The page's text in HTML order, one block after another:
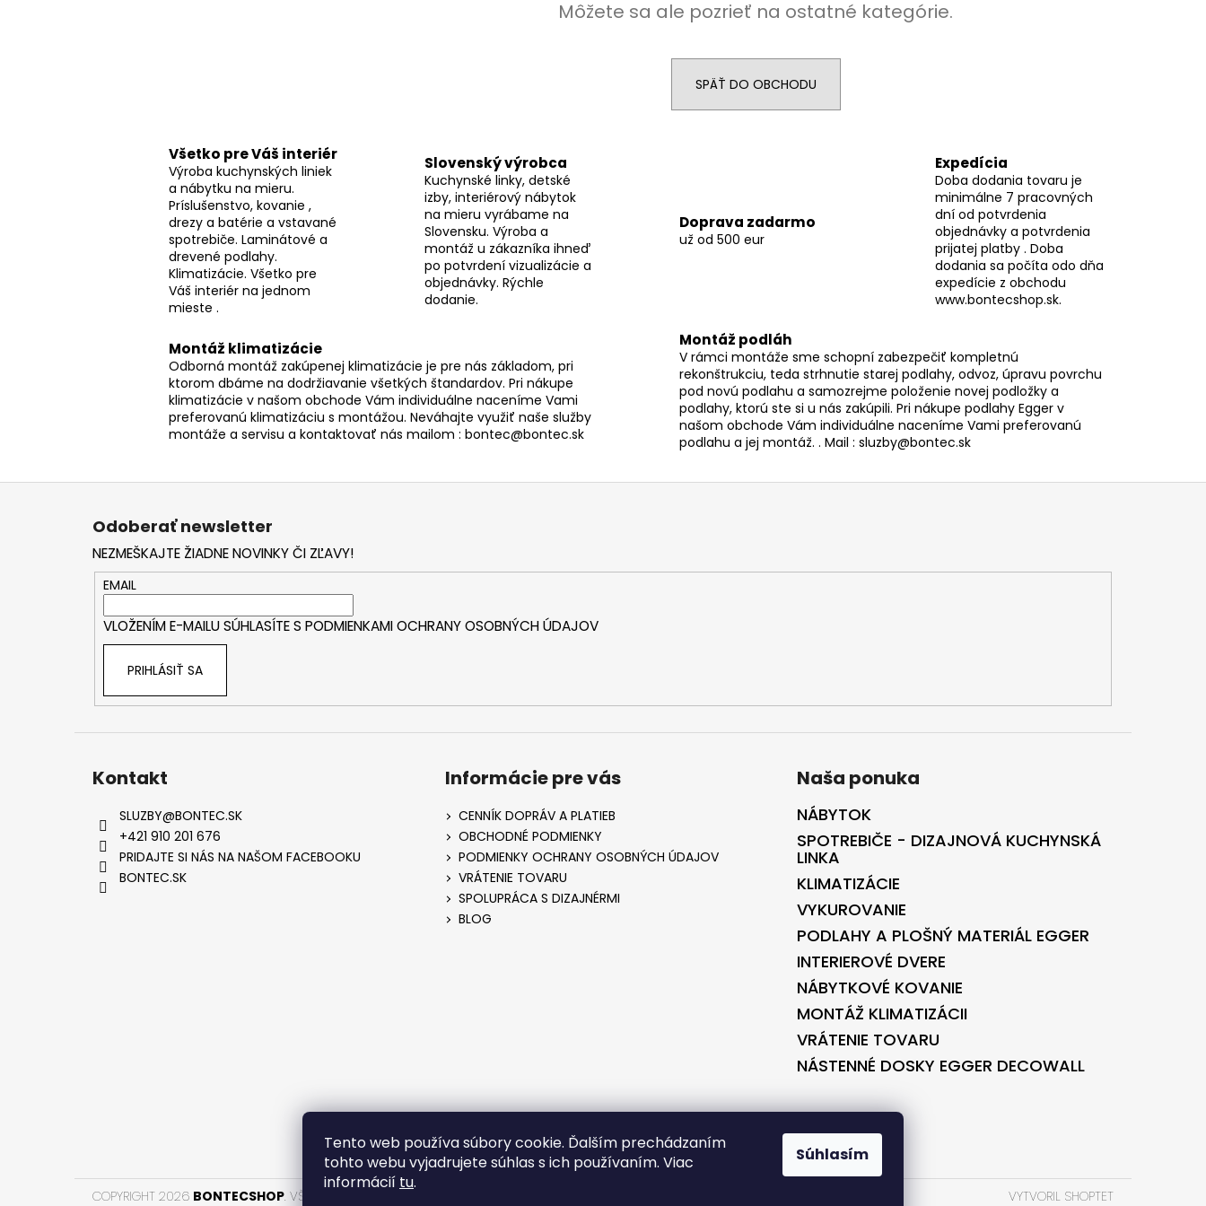
Tento web používa súbory cookie. Ďalším prechádzaním
tohto webu vyjadrujete súhlas s ich používaním. Viac
informácií tu.
Súhlasím
Môžete sa ale pozrieť na ostatné kategórie.
SPÄŤ DO OBCHODU
Všetko pre Váš interiér
Výroba kuchynských liniek
a nábytku na mieru.
Príslušenstvo, kovanie ,
drezy a batérie a vstavané
spotrebiče. Laminátové a
drevené podlahy.
Klimatizácie. Všetko pre
Váš interiér na jednom
mieste .
Slovenský výrobca
Kuchynské linky, detské
izby, interiérový nábytok
na mieru vyrábame na
Slovensku. Výroba a
montáž u zákazníka ihneď
po potvrdení vizualizácie a
objednávky. Rýchle
dodanie.
Doprava zadarmo
už od 500 eur
Expedícia
Doba dodania tovaru je
minimálne 7 pracovných
dní od potvrdenia
objednávky a potvrdenia
prijatej platby . Doba
dodania sa počíta odo dňa
expedície z obchodu
www.bontecshop.sk.
Montáž klimatizácie
Odborná montáž zakúpenej klimatizácie je pre nás základom, pri
ktorom dbáme na dodržiavanie všetkých štandardov. Pri nákupe
klimatizácie v našom obchode Vám individuálne naceníme Vami
preferovanú klimatizáciu s montážou. Neváhajte využiť naše služby
montáže a servisu a kontaktovať nás mailom : bontec@bontec.sk
Montáž podláh
V rámci montáže sme schopní zabezpečiť kompletnú
rekonštrukciu, teda strhnutie starej podlahy, odvoz, úpravu povrchu
pod novú podlahu a samozrejme položenie novej podložky a
podlahy, ktorú ste si u nás zakúpili. Pri nákupe podlahy Egger v
našom obchode Vám individuálne naceníme Vami preferovanú
podlahu a jej montáž. . Mail : sluzby@bontec.sk
Z
Odoberať newsletter
NEZMEŠKAJTE ŽIADNE NOVINKY ČI ZĽAVY!
EMAIL
VLOŽENÍM E-MAILU SÚHLASÍTE S PODMIENKAMI OCHRANY OSOBNÝCH ÚDAJOV
PRIHLÁSIŤ SA
Kontakt
SLUZBY@BONTEC.SK
+421 910 201 676
PRIDAJTE SI NÁS NA NAŠOM FACEBOOKU
BONTEC.SK
Informácie pre vás
CENNÍK DOPRÁV A PLATIEB
OBCHODNÉ PODMIENKY
PODMIENKY OCHRANY OSOBNÝCH ÚDAJOV
VRÁTENIE TOVARU
SPOLUPRÁCA S DIZAJNÉRMI
BLOG
Naša ponuka
NÁBYTOK
SPOTREBIČE - DIZAJNOVÁ KUCHYNSKÁ
LINKA
KLIMATIZÁCIE
VYKUROVANIE
PODLAHY A PLOŠNÝ MATERIÁL EGGER
INTERIEROVÉ DVERE
NÁBYTKOVÉ KOVANIE
MONTÁŽ KLIMATIZÁCII
VRÁTENIE TOVARU
NÁSTENNÉ DOSKY EGGER DECOWALL
VYTVORENÉ V SPOLUPRÁCI S KVALITNYESHOP.SK VYTVORENÉ V SPOLUPRÁCI S BONTEC.SK
VYTVORIL SHOPTET
COPYRIGHT 2026 BONTECSHOP. VŠETKY PRÁVA VYHRADENÉ.